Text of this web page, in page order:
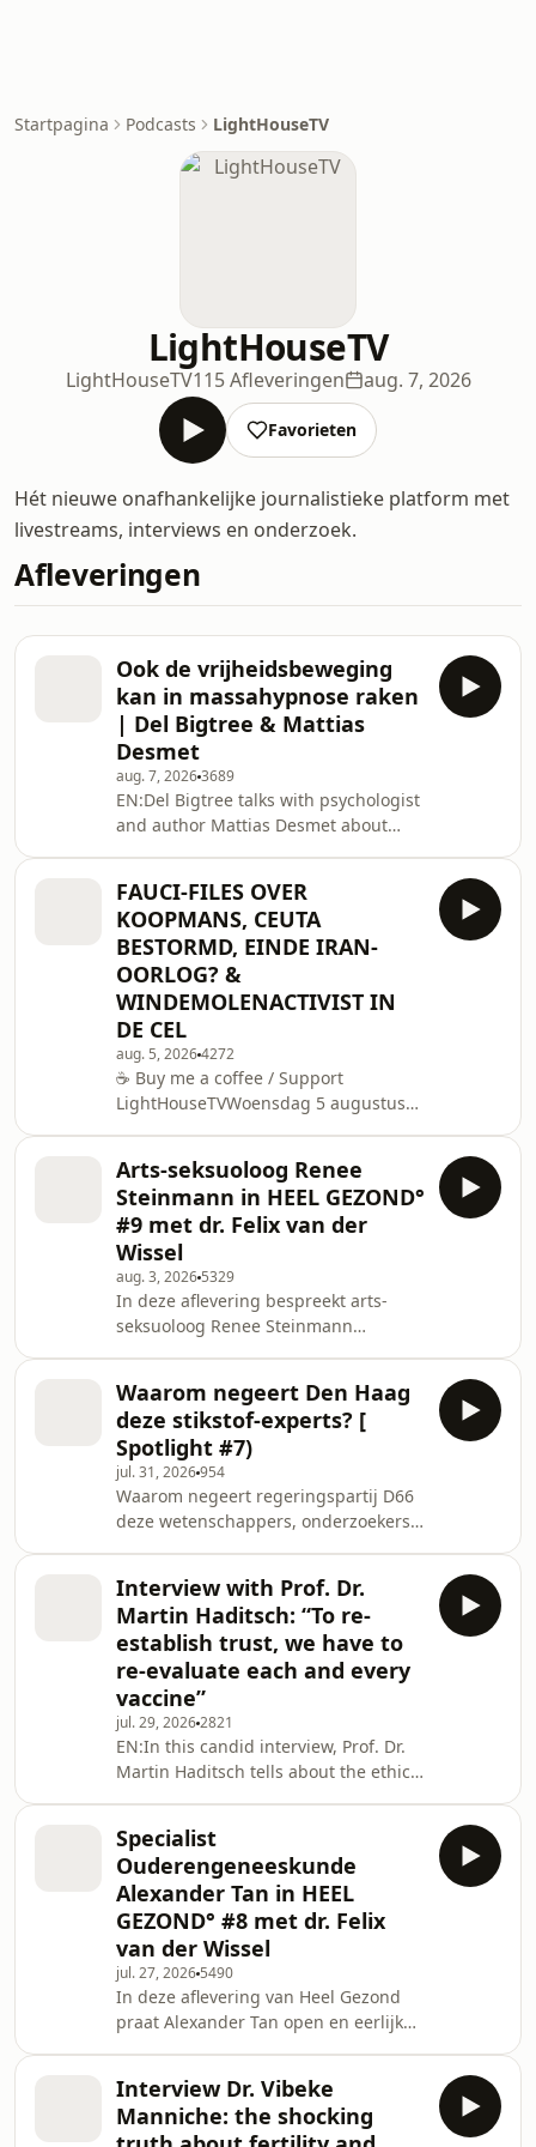
Startpagina Podcasts LightHouseTV
LightHouseTV
LightHouseTV115 Afleveringen aug. 7, 2026
Favorieten
Hét nieuwe onafhankelijke journalistieke platform met
livestreams, interviews en onderzoek.
Afleveringen
Ook de vrijheidsbeweging
kan in massahypnose raken
| Del Bigtree & Mattias
Desmet
aug. 7, 20263689
EN:Del Bigtree talks with psychologist
and author Mattias Desmet about
society today. What if not only those in
power, but also the movements that
oppose them, can become trapped in
fear, seeing others as enemies, and
groupthink? Watch this powerful
conversation between two outspoken
thinkers from Friday, August 7 at 7:00
PM CET
​FAUCI-FILES OVER
KOOPMANS, CEUTA
BESTORMD, EINDE IRAN-
OORLOG? &
WINDEMOLENACTIVIST IN
DE CEL
aug. 5, 20264272
☕ Buy me a coffee / Support
LightHouseTV‍Woensdag 5 augustus
van ons nieuwe seizoen!‍Jan Nieboer –
Windmolenactivist Jan Nieboer moest
dit jaar na verschillende protestacties
de gevangenis in en is sinds kort
weer vrij. Vanavond vertelt hij zijn
persoonlijke verhaal.Jonathan Krispijn
– Jonathan reisde naar Ceuta en Zuid-
Spanje nadat tien
Arts-seksuoloog Renee
Steinmann in HEEL GEZOND°
#9 met dr. Felix van der
Wissel
aug. 3, 2026 5329
In deze aflevering bespreekt arts-
seksuoloog Renee Steinmann
levensenergie. Steinmann vertelt hoe
openheid en lichaamsbewustzijn
prestatiedruk en schaamte
doorbreken en waarom een
holistische blik — van oude wijsheid
tot kwantumbiologie — essentieel is.
Heling begint bij niet-weten,
kwetsbaarheid en écht voelen. Wil je
meer
Waarom negeert Den Haag
deze stikstof-experts? [
Spotlight #7)
jul. 31, 2026954
Waarom negeert regeringspartij D66
deze wetenschappers, onderzoekers
met &apos;de wetenschap&apos; en
beweert &apos;met iedereen in
gesprek&apos; te zijn geweest. Niets
blijkt minder waar. -------------------------
-----------------------📺 Bekijk online de
première terug van &apos;De Stilte
Schreeuwt&apos;:
https://tinyurl.com/de
Interview with Prof. Dr.
Martin Haditsch: “To re-
establish trust, we have to
re-evaluate each and every
vaccine”
jul. 29, 20262821
EN:In this candid interview, Prof. Dr.
Martin Haditsch tells about the ethical
crisis. According to Haditsch, leading
medical journals have been bribed,
and every vaccine must be re-
evaluated to restore trust in
healthcare. Despite the fact that he
could have made a fortune from
coronavirus vaccinations, he refused
to adminis
Specialist
Ouderengeneeskunde
Alexander Tan in HEEL
GEZOND° #8 met dr. Felix
van der Wissel
jul. 27, 2026 5490
In deze aflevering van Heel Gezond
praat Alexander Tan open en eerlijk
Van eeuwenoude geneeskundige
inzichten tot wetenschappelijke
Interview Dr. Vibeke
Manniche: the shocking